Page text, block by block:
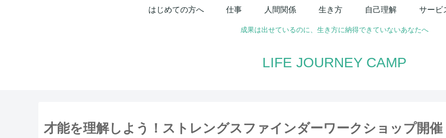
成果は出せているのに、生き方に納得できていないあなたへ
LIFE JOURNEY CAMP
はじめての方へ 仕事 人間関係 生き方 自己理解 サービ
才能を理解しよう！ストレングスファインダーワークショップ開催